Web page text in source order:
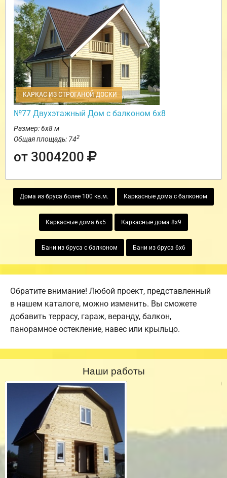
КАРКАС ИЗ СТРОГАНОЙ ДОСКИ
№77 Двухэтажный Дом с балконом 6х8
Размер: 6х8 м
Общая площадь: 742
от 3004200
Дома из бруса более 100 кв.м. Каркасные дома с балконом
Каркасные дома 6х5 Каркасные дома 8х9
Бани из бруса с балконом Бани из бруса 6х6
Обратите внимание! Любой проект, представленный
в нашем каталоге, можно изменить. Вы сможете
добавить террасу, гараж, веранду, балкон,
панорамное остекление, навес или крыльцо.
Наши работы